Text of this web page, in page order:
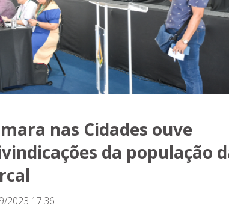
nas Cidades ouve
da população
2023 17:36